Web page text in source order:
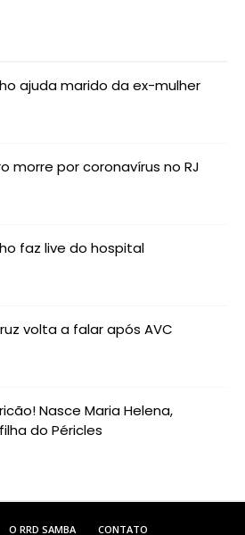
ajuda marido da ex-mulher
morre por coronavírus no RJ
faz live do hospital
volta a falar após AVC
Nasce Maria Helena,
do Péricles
O RRD SAMBA CONTATO